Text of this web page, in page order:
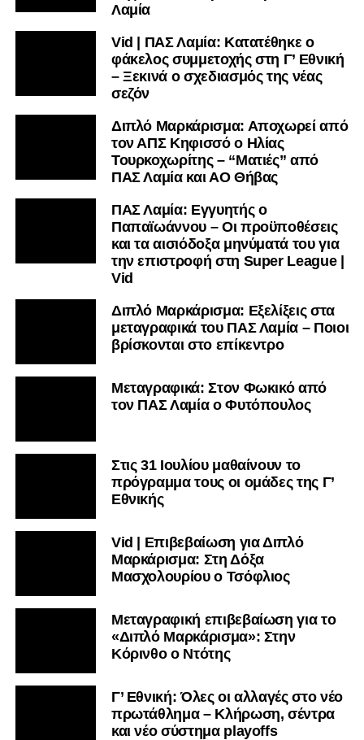
Λαμία
Vid | ΠΑΣ Λαμία: Κατατέθηκε ο
φάκελος συμμετοχής στη Γ’ Εθνική
– Ξεκινά ο σχεδιασμός της νέας
σεζόν
Διπλό Μαρκάρισμα: Αποχωρεί από
τον ΑΠΣ Κηφισσό ο Ηλίας
Τουρκοχωρίτης – “Ματιές” από
ΠΑΣ Λαμία και ΑΟ Θήβας
ΠΑΣ Λαμία: Εγγυητής ο
Παπαϊωάννου – Οι προϋποθέσεις
και τα αισιόδοξα μηνύματά του για
την επιστροφή στη Super League |
Vid
Διπλό Μαρκάρισμα: Εξελίξεις στα
μεταγραφικά του ΠΑΣ Λαμία – Ποιοι
βρίσκονται στο επίκεντρο
Μεταγραφικά: Στον Φωκικό από
τον ΠΑΣ Λαμία ο Φυτόπουλος
Στις 31 Ιουλίου μαθαίνουν το
πρόγραμμα τους οι ομάδες της Γ’
Εθνικής
Vid | Επιβεβαίωση για Διπλό
Μαρκάρισμα: Στη Δόξα
Μασχολουρίου ο Τσόφλιος
Μεταγραφική επιβεβαίωση για το
«Διπλό Μαρκάρισμα»: Στην
Κόρινθο ο Ντότης
Γ’ Εθνική: Όλες οι αλλαγές στο νέο
πρωτάθλημα – Κλήρωση, σέντρα
και νέο σύστημα playoffs